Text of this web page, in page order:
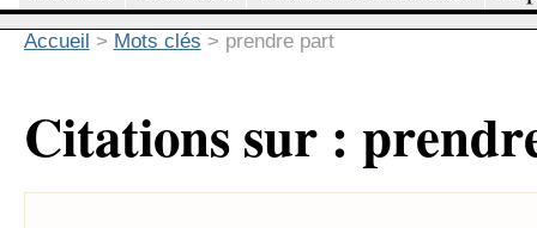
Accueil > Mots clés > prendre part
Citations sur :